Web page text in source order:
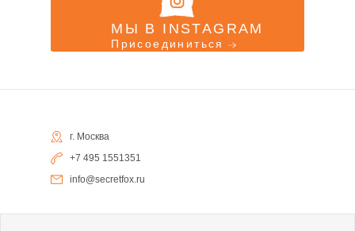
МЫ В INSTAGRAM
Присоединиться
г. Москва
+7 495 1551351
info@secretfox.ru